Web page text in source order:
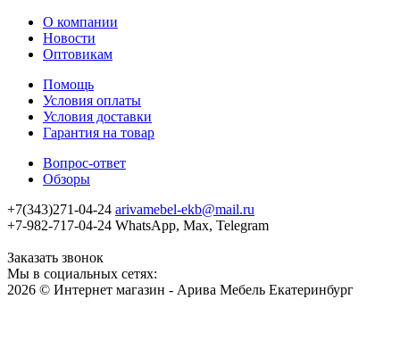
О компании
Новости
Оптовикам
Помощь
Условия оплаты
Условия доставки
Гарантия на товар
Вопрос-ответ
Обзоры
+7(343)271-04-24 arivamebel-ekb@mail.ru
+7-982-717-04-24 WhatsApp, Max, Telegram
Заказать звонок
Мы в социальных сетях:
2026 © Интернет магазин - Арива Мебель Екатеринбург